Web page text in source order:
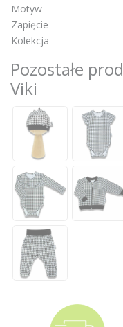
Motyw
Zapięcie
Kolekcja
Pozostałe
Viki